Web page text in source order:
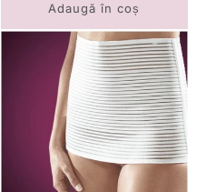
Adaugă în coș
reglabila
perioada
postnatala
marimea